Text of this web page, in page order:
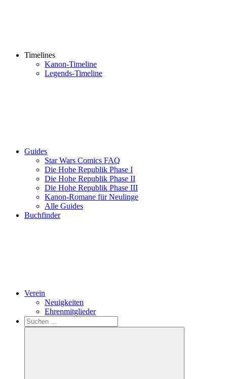
Timelines
Kanon-Timeline
Legends-Timeline
Guides
Star Wars Comics FAQ
Die Hohe Republik Phase I
Die Hohe Republik Phase II
Die Hohe Republik Phase III
Kanon-Romane für Neulinge
Alle Guides
Buchfinder
Verein
Neuigkeiten
Ehrenmitglieder
Search
Suchen
nach: